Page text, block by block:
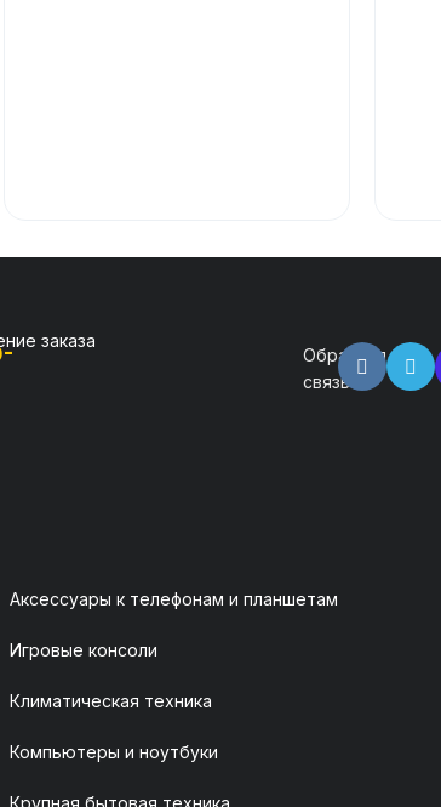
заказа
Обратная
связь
Аксессуары к телефонам и планшетам
Игровые консоли
Климатическая техника
Компьютеры и ноутбуки
Крупная бытовая техника